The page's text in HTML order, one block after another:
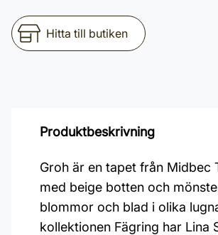
Hitta till butiken
Produktbeskrivning
Groh är en tapet från Midbec
med beige botten och
blommor och blad i olika
kollektionen Fägring har Lina